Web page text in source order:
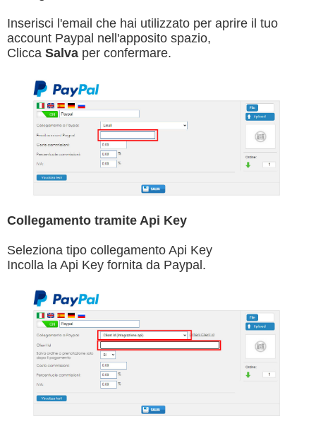
Inserisci l'email che hai utilizzato per aprire il tuo
account Paypal nell'apposito spazio,
Clicca Salva per confermare.
Collegamento tramite Api Key
Seleziona tipo collegamento Api Key
Incolla la Api Key fornita da Paypal.